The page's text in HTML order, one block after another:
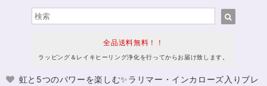
全品送料無料！！
ラッピング＆レイキヒーリング浄化を行ってからお届け致します。
虹と5つのパワーを楽しむ✨ラリマー・インカローズ入りブレ